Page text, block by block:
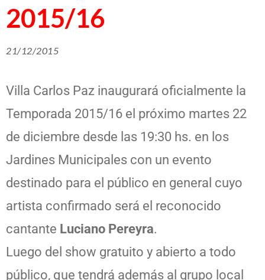
2015/16
21/12/2015
Villa Carlos Paz inaugurará oficialmente la
Temporada 2015/16 el próximo martes 22
de diciembre desde las 19:30 hs. en los
Jardines Municipales con un evento
destinado para el público en general cuyo
artista confirmado será el reconocido
cantante Luciano Pereyra.
Luego del show gratuito y abierto a todo
público, que tendrá además al grupo local